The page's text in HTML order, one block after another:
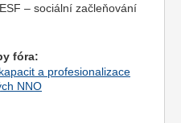
– sociální začleňování
fóra:
a profesionalizace
NNO